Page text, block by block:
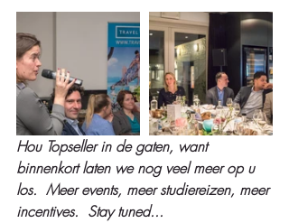
Hou Topseller in de gaten, want
binnenkort laten we nog veel meer op u
los.  Meer events, meer studiereizen, meer
incentives.  Stay tuned...